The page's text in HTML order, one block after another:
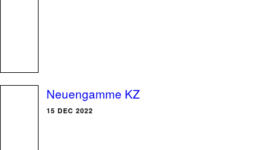
Neuengamme KZ
15 DEC 2022